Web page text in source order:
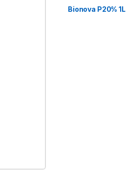
Bionova P20% 1L